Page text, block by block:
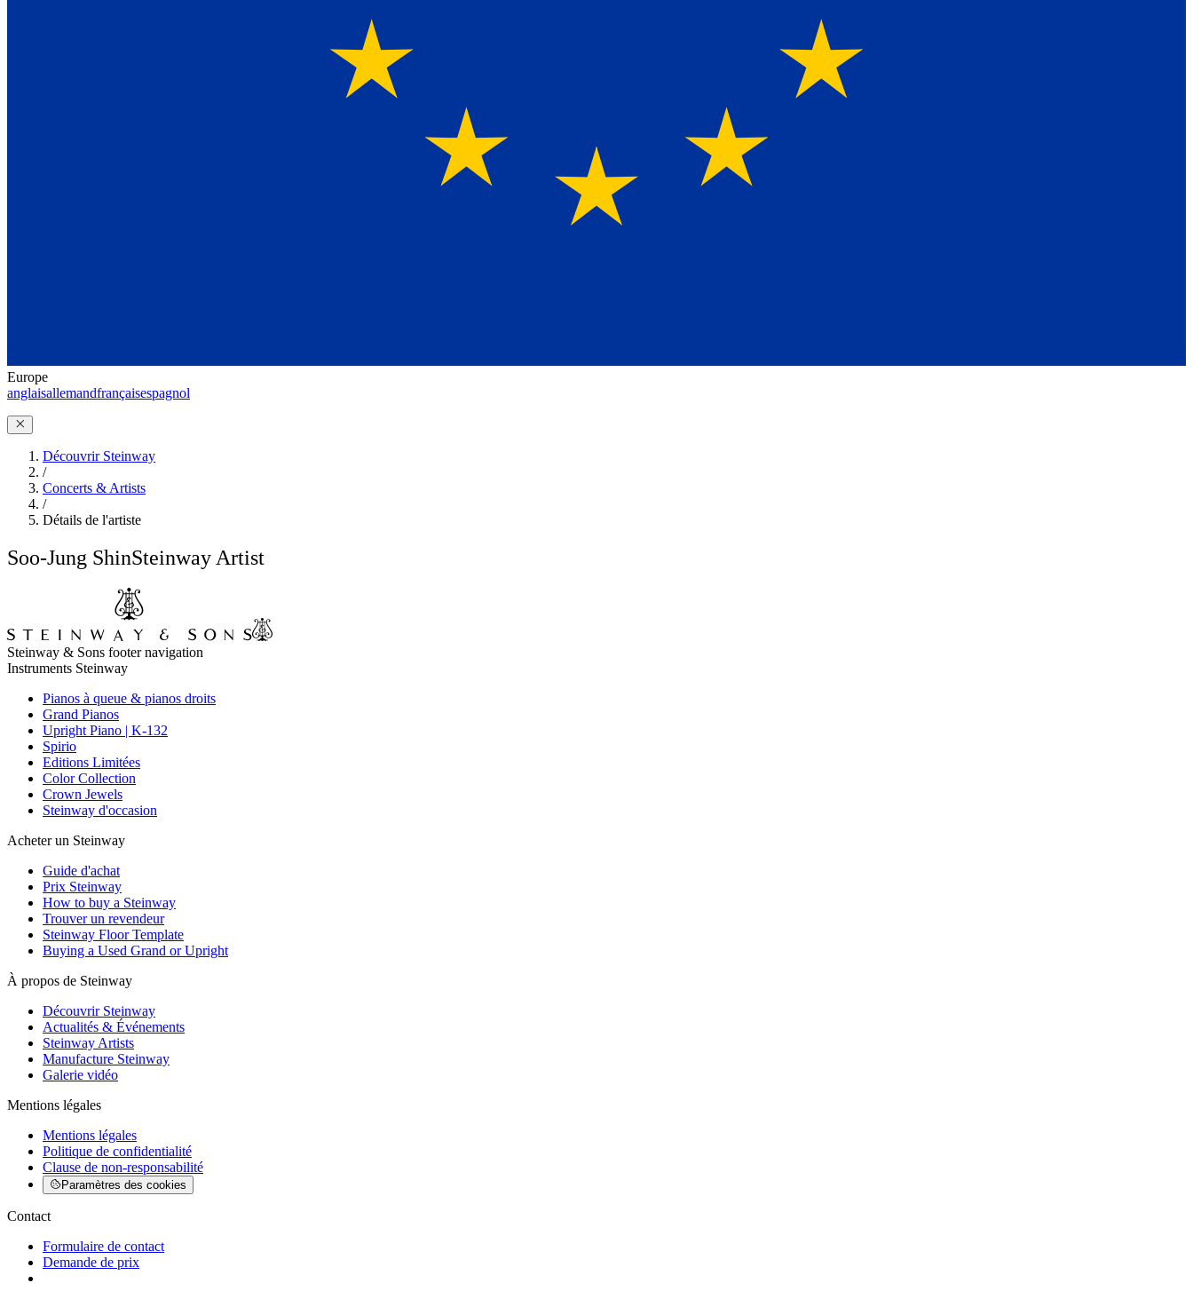
Europe
anglaisallemandfrançaisespagnol
Découvrir Steinway
/
Concerts & Artists
/
Détails de l'artiste
Soo-Jung ShinSteinway Artist
Steinway & Sons footer navigation
Instruments Steinway
Pianos à queue & pianos droits
Grand Pianos
Upright Piano | K-132
Spirio
Editions Limitées
Color Collection
Crown Jewels
Steinway d'occasion
Acheter un Steinway
Guide d'achat
Prix Steinway
How to buy a Steinway
Trouver un revendeur
Steinway Floor Template
Buying a Used Grand or Upright
À propos de Steinway
Découvrir Steinway
Actualités & Événements
Steinway Artists
Manufacture Steinway
Galerie vidéo
Mentions légales
Mentions légales
Politique de confidentialité
Clause de non-responsabilité
Paramètres des cookies
Contact
Formulaire de contact
Demande de prix